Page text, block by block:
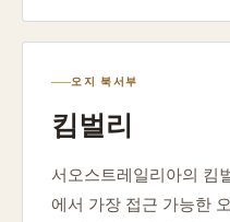
오지 북서부
킴벌리
서오스트레일리아의 킴
에서 가장 접근 가능한